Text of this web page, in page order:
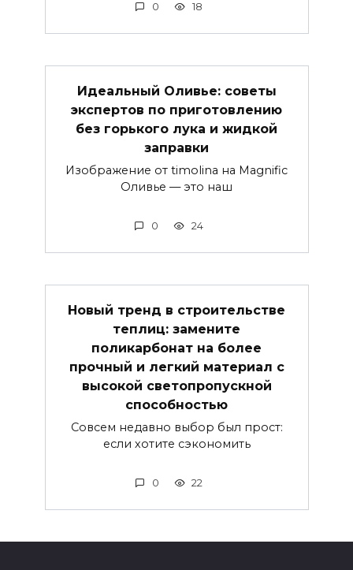
0 18
Идеальный Оливье: советы
экспертов по приготовлению
без горького лука и жидкой
заправки
Изображение от timolina на Magnific
Оливье — это наш
0 24
Новый тренд в строительстве
теплиц: замените
поликарбонат на более
прочный и легкий материал с
высокой светопропускной
способностью
Совсем недавно выбор был прост:
если хотите сэкономить
0 22